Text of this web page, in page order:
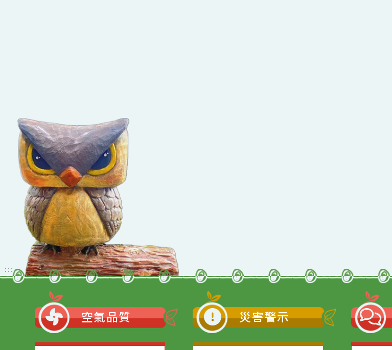
佈景版本： neil_qyes_2024
適用瀏覽器：Edge、Google、Firefox、Vivaldi、
Xoops版本：20511
Xoops網站設計 ：Neil網站設計工坊
Xoops網站設計者：